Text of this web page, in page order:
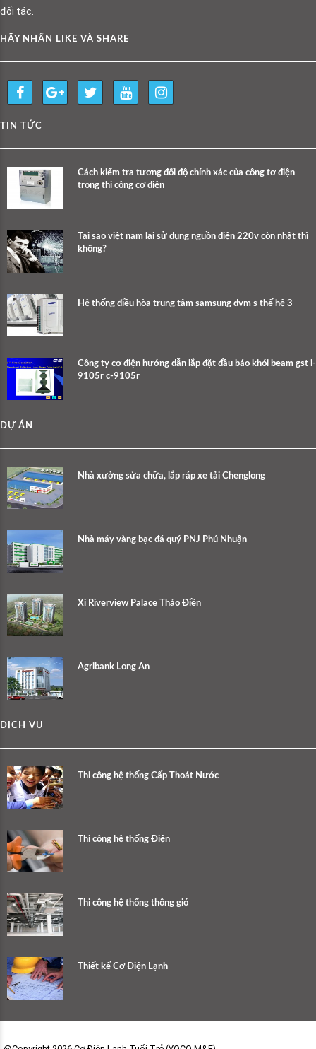
đối tác.
HÃY NHẤN LIKE VÀ SHARE
TIN TỨC
Cách kiểm tra tương đối độ chính xác của công tơ điện
trong thi công cơ điện
Tại sao việt nam lại sử dụng nguồn điện 220v còn nhật thì
không?
Hệ thống điều hòa trung tâm samsung dvm s thế hệ 3
Công ty cơ điện hướng dẫn lắp đặt đầu báo khói beam gst i-
9105r c-9105r
DỰ ÁN
Nhà xưởng sửa chữa, lắp ráp xe tải Chenglong
Nhà máy vàng bạc đá quý PNJ Phú Nhuận
Xi Riverview Palace Thảo Điền
Agribank Long An
DỊCH VỤ
Thi công hệ thống Cấp Thoát Nước
Thi công hệ thống Điện
Thi công hệ thống thông gió
Thiết kế Cơ Điện Lạnh